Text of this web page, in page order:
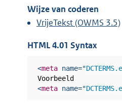
Wijze van coderen
VrijeTekst (OWMS 3.5)
HTML 4.01 Syntax
<meta name="
<meta name="